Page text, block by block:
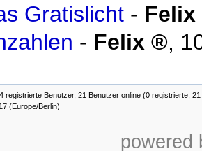
Gratislicht - Felix
- Felix ,
registrierte Benutzer, 21 Benutzer online (0 registrierte,
(Europe/Berlin)
powered